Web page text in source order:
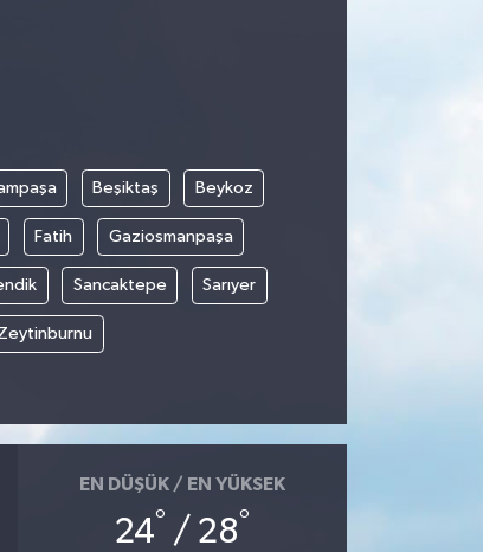
Beşiktaş Beykoz
Fatih Gaziosmanpaşa
Sancaktepe Sarıyer
EN DÜŞÜK / EN YÜKSEK
24° / 28°